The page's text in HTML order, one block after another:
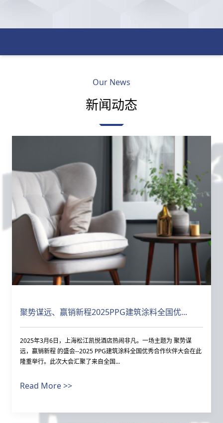
Our News
新闻动态
聚势谋远、赢销新程2025PPG建筑涂料全国优...
2025年3月6日，上海松江凯悦酒店热闹非凡。一场主题为 聚势谋
远，赢销新程 的盛会--2025 PPG建筑涂料全国优秀合作伙伴大会在此
隆重举行。此次大会汇聚了来自全国...
Read More >>